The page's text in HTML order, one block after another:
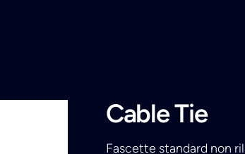
Cable Tie
Fascette standard non